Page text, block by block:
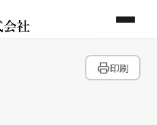
印刷